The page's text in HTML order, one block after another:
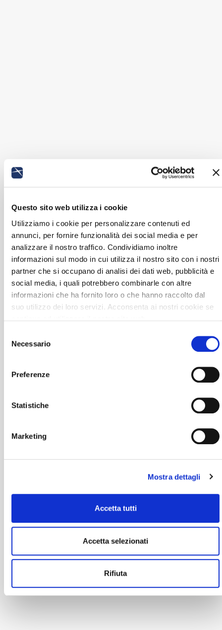
Questo sito web utilizza i cookie
Utilizziamo i cookie per personalizzare contenuti ed
annunci, per fornire funzionalità dei social media e per
analizzare il nostro traffico. Condividiamo inoltre
informazioni sul modo in cui utilizza il nostro sito con i nostri
partner che si occupano di analisi dei dati web, pubblicità e
social media, i quali potrebbero combinarle con altre
informazioni che ha fornito loro o che hanno raccolto dal
suo utilizzo dei loro servizi. Acconsenta ai nostri cookie se
delNecessario
Preferenze
Statistiche
Marketing
Mostra dettagli
Accetta tutti
Accetta selezionati
Rifiuta